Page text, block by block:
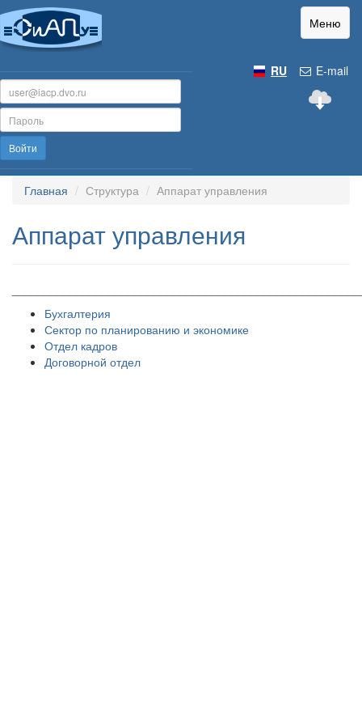
Меню
E-mail
RU
Войти
Главная Структура Аппарат управления
Аппарат управления
Бухгалтерия
Сектор по планированию и экономике
Отдел кадров
Договорной отдел